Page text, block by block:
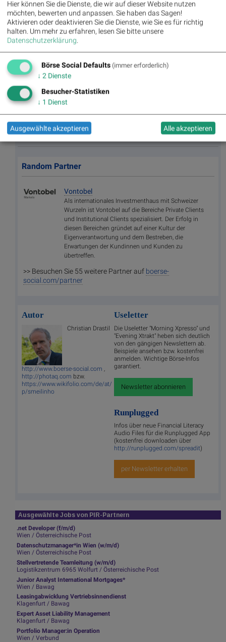
Bildnachweis
1. BSN Group Bau & Baustoffe Performancevergleich YTD, Stand:
2. Kranensee Seestadt Aspern, Baustelle, Bau, Braukran, Kran >> Öffnen
auf photaq.com
Aktien auf dem Radar:Bajaj Mobility AG
Semperit EuroTeleSites AG
Immobilien,Marinomed Biotech,Österreichische Post,Wolftank-
Adisa,BTV AG,BKS Bank Stamm Kapsch TrafficCom,Amag,
DO&CO,CPI Europe AG , .
Random Partner
Vontobel
Als internationales Investmenthaus mit Schweizer
Wurzeln ist Vontobel auf die Bereiche Private Clients
und Institutional Clients spezialisiert. Der Erfolg in
diesen Bereichen gründet auf einer Kultur der
Eigenverantwortung und dem Bestreben, die
Erwartungen der Kundinnen und Kunden zu
übertreffen.
>> Besuchen Sie 55 weitere Partner auf boerse-
social.com/partner
Autor
Christian Drastil
http://www.boerse-social.com
http://photaq.com bzw.
https://www.wikifolio.com/de/at/
p/smeilinho
Useletter
Die Useletter "Morning Xpresso" und
"Evening Xtrakt" heben sich deutlich
von den gängigen Newslettern ab.
Beispiele ansehen bzw. kostenfrei
anmelden. Wichtige Börse-Infos
garantiert.
Newsletter abonnieren
Runplugged
Infos über neue Financial Literacy
Audio Files für die Runplugged App
(kostenfrei downloaden über
http://runplugged.com/spreadit)
per Newsletter erhalten
Ausgewählte Jobs von PIR-Partnern
.net Developer (f/m/d)
Wien / Österreichische Post
Datenschutzmanager*in Wien (w/m/d)
Wien / Österreichische Post
Stellvertretende Teamleitung (w/m/d)
Logistikzentrum 6965 Wolfurt / Österreichische Post
Junior Analyst International Mortgages*
Wien / Bawag
Leasingabwicklung Vertriebsinnendienst
Klagenfurt / Bawag
Expert Asset Liability Management
Klagenfurt / Bawag
Portfolio Manager:in Operation
Wien / Verbund
Hier können Sie die Dienste, die wir auf dieser Website nutzen
möchten, bewerten und anpassen. Sie haben das Sagen!
Aktivieren oder deaktivieren Sie die Dienste, wie Sie es für richtig
halten. Um mehr zu erfahren, lesen Sie bitte unsere
Datenschutzerklärung.
Börse Social Defaults (immer erforderlich)
↓ 2 Dienste
Besucher-Statistiken
↓ 1 Dienst
Ausgewählte akzeptieren Alle akzeptieren